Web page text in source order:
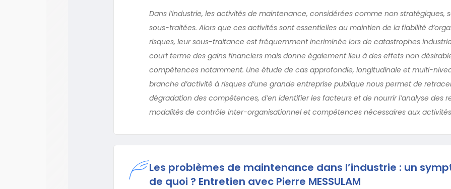
Dans l’industrie, les activités de maintenance, considérées comme non stratégiques,
sous-traitées. Alors que ces activités sont essentielles au maintien de la fiabilité
risques, leur sous-traitance est fréquemment incriminée lors de catastrophes
court terme des gains financiers mais donne également lieu à des effets non
compétences notamment. Une étude de cas approfondie, longitudinale et multi-
branche d’activité à risques d’une grande entreprise publique nous permet de
dégradation des compétences, d’en identifier les facteurs et de nourrir l’analyse des
modalités de contrôle inter-organisationnel et compétences nécessaires aux
Les problèmes de maintenance dans l’industrie : un
de quoi ? Entretien avec Pierre MESSULAM